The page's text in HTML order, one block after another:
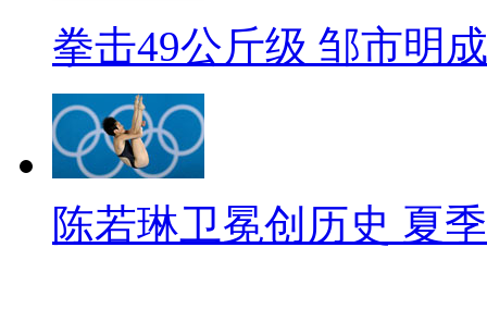
拳击49公斤级 邹市明
陈若琳卫冕创历史 夏